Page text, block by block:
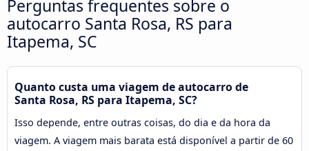
Perguntas frequentes sobre o
autocarro Santa Rosa, RS para
Itapema, SC
Quanto custa uma viagem de autocarro de
Santa Rosa, RS para Itapema, SC?
Isso depende, entre outras coisas, do dia e da hora da
viagem. A viagem mais barata está disponível a partir de 60